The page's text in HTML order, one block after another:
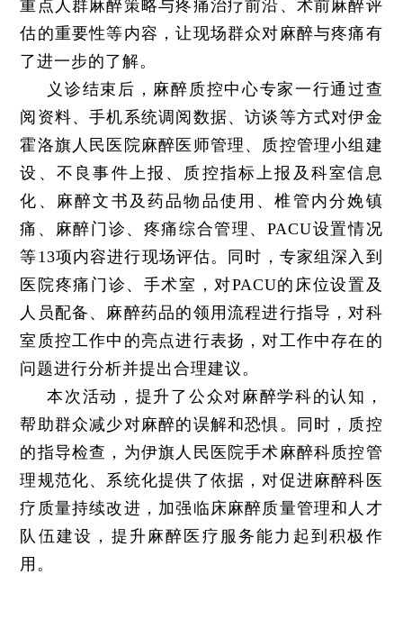
重点人群麻醉策略与疼痛治疗前沿、术前麻醉评
估的重要性等内容，让现场群众对麻醉与疼痛有
了进一步的了解。
义诊结束后，麻醉质控中心专家一行通过查
阅资料、手机系统调阅数据、访谈等方式对伊金
霍洛旗人民医院麻醉医师管理、质控管理小组建
设、不良事件上报、质控指标上报及科室信息
化、麻醉文书及药品物品使用、椎管内分娩镇
痛、麻醉门诊、疼痛综合管理、PACU设置情况
等13项内容进行现场评估。同时，专家组深入到
医院疼痛门诊、手术室，对PACU的床位设置及
人员配备、麻醉药品的领用流程进行指导，对科
室质控工作中的亮点进行表扬，对工作中存在的
问题进行分析并提出合理建议。
本次活动，提升了公众对麻醉学科的认知，
帮助群众减少对麻醉的误解和恐惧。同时，质控
的指导检查，为伊旗人民医院手术麻醉科质控管
理规范化、系统化提供了依据，对促进麻醉科医
疗质量持续改进，加强临床麻醉质量管理和人才
队伍建设，提升麻醉医疗服务能力起到积极作
用。